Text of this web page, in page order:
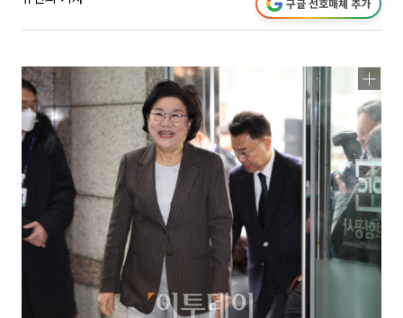
구글 선호매체 추가